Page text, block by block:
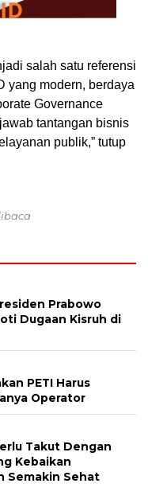
salah satu referensi
yang modern, berdaya
Governance
tantangan bisnis
publik,” tutup
Prabowo
Dugaan Kisruh di
PETI Harus
Operator
Takut Dengan
Kebaikan
Semakin Sehat